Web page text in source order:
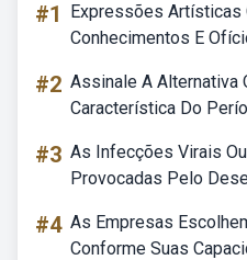
#1
Expressões Artísticas
Conhecimentos E
#2 Assinale A Alternativa
Característica Do
#3 As Infecções Virais
Provocadas Pelo
#4 As Empresas
Conforme Suas